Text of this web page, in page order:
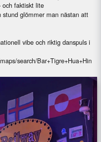
och faktiskt lite
glömmer man nästan att
vibe och riktig danspuls i
search/Bar+Tigre+Hua+Hin